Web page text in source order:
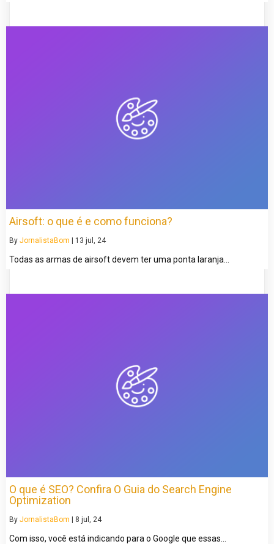
Airsoft: o que é e como funciona?
By JornalistaBom 13 jul, 24
Todas as armas de airsoft devem ter uma ponta laranja…
O que é SEO? Confira O Guia do Search Engine
Optimization
By JornalistaBom | 8 jul, 24
Com isso, você está indicando para o Google que essas…